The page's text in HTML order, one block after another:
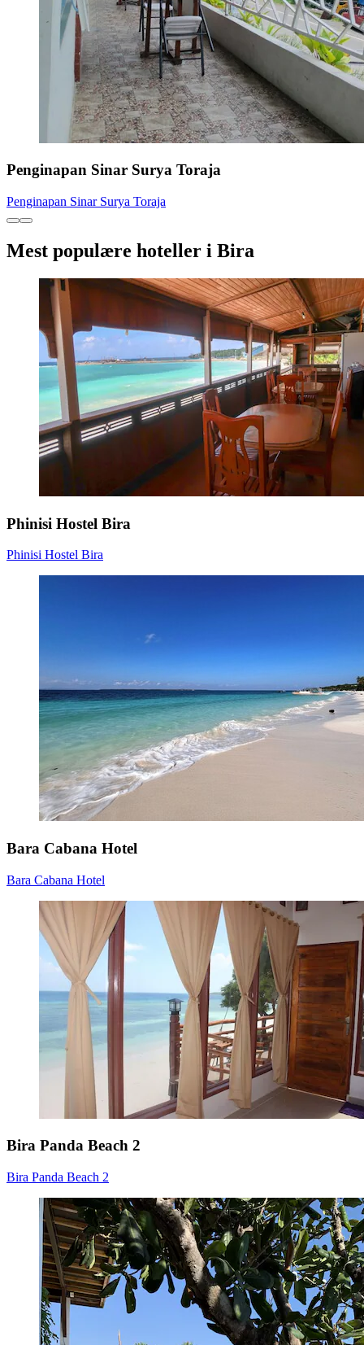
Penginapan Sinar Surya Toraja
Penginapan Sinar Surya Toraja
Mest populære hoteller i Bira
Phinisi Hostel Bira
Phinisi Hostel Bira
Bara Cabana Hotel
Bara Cabana Hotel
Bira Panda Beach 2
Bira Panda Beach 2